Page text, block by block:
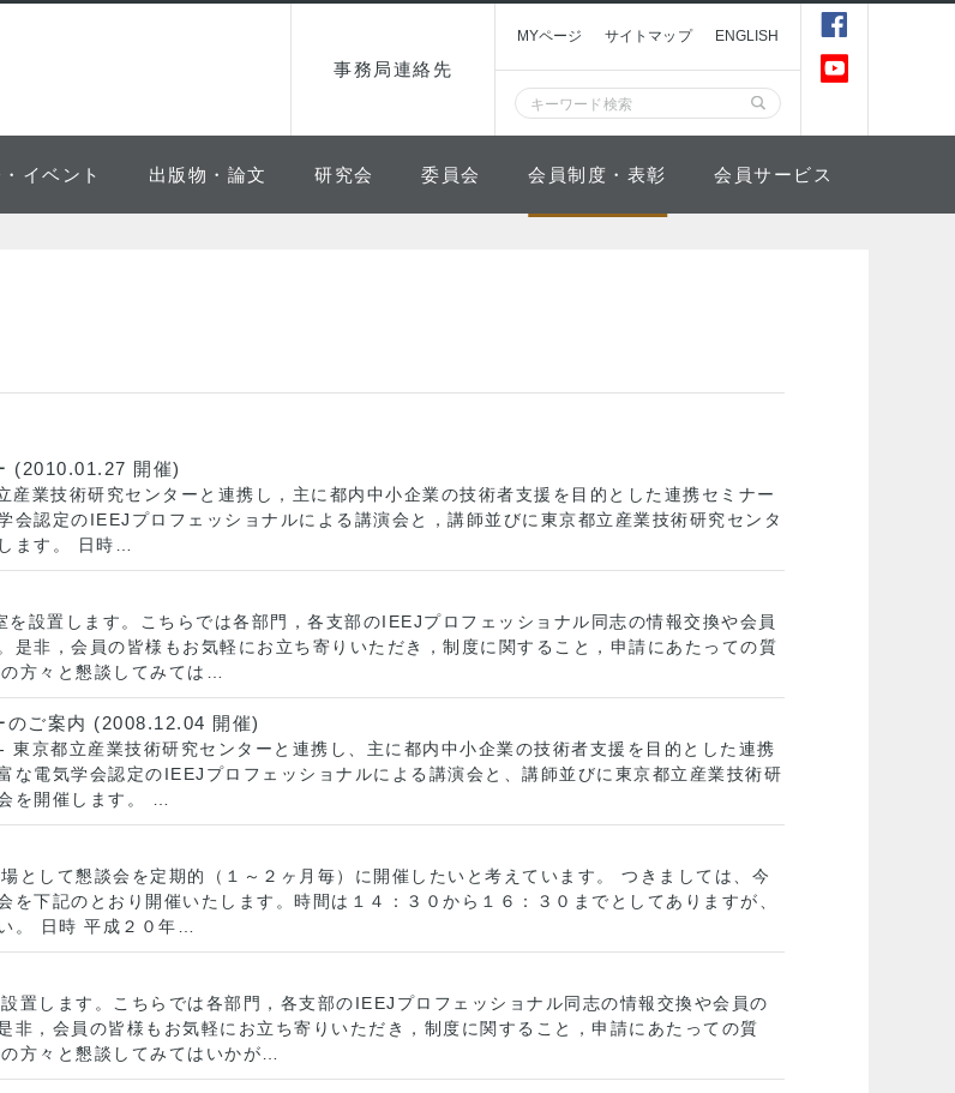
事務局連絡先
MYページ サイトマップ ENGLISH
イベント 出版物・論文 研究会 委員会 会員制度・表彰 会員サービス
(2010.01.27 開催)
業技術研究センターと連携し，主に都内中小企業の技術者支援を目的とした連携セミナー
会認定のIEEJプロフェッショナルによる講演会と，講師並びに東京都立産業技術研究センタ
ます。 日時…
設置します。こちらでは各部門，各支部のIEEJプロフェッショナル同志の情報交換や会員
非，会員の皆様もお気軽にお立ち寄りいただき，制度に関すること，申請にあたっての質
方々と懇談してみては…
のご案内 (2008.12.04 開催)
京都立産業技術研究センターと連携し、主に都内中小企業の技術者支援を目的とした連携
な電気学会認定のIEEJプロフェッショナルによる講演会と、講師並びに東京都立産業技術研
を開催します。 …
として懇談会を定期的（１～２ヶ月毎）に開催したいと考えています。 つきましては、今
下記のとおり開催いたします。時間は１４：３０から１６：３０までとしてありますが、
。 日時 平成２０年…
置します。こちらでは各部門，各支部のIEEJプロフェッショナル同志の情報交換や会員の
，会員の皆様もお気軽にお立ち寄りいただき，制度に関すること，申請にあたっての質
方々と懇談してみてはいかが…